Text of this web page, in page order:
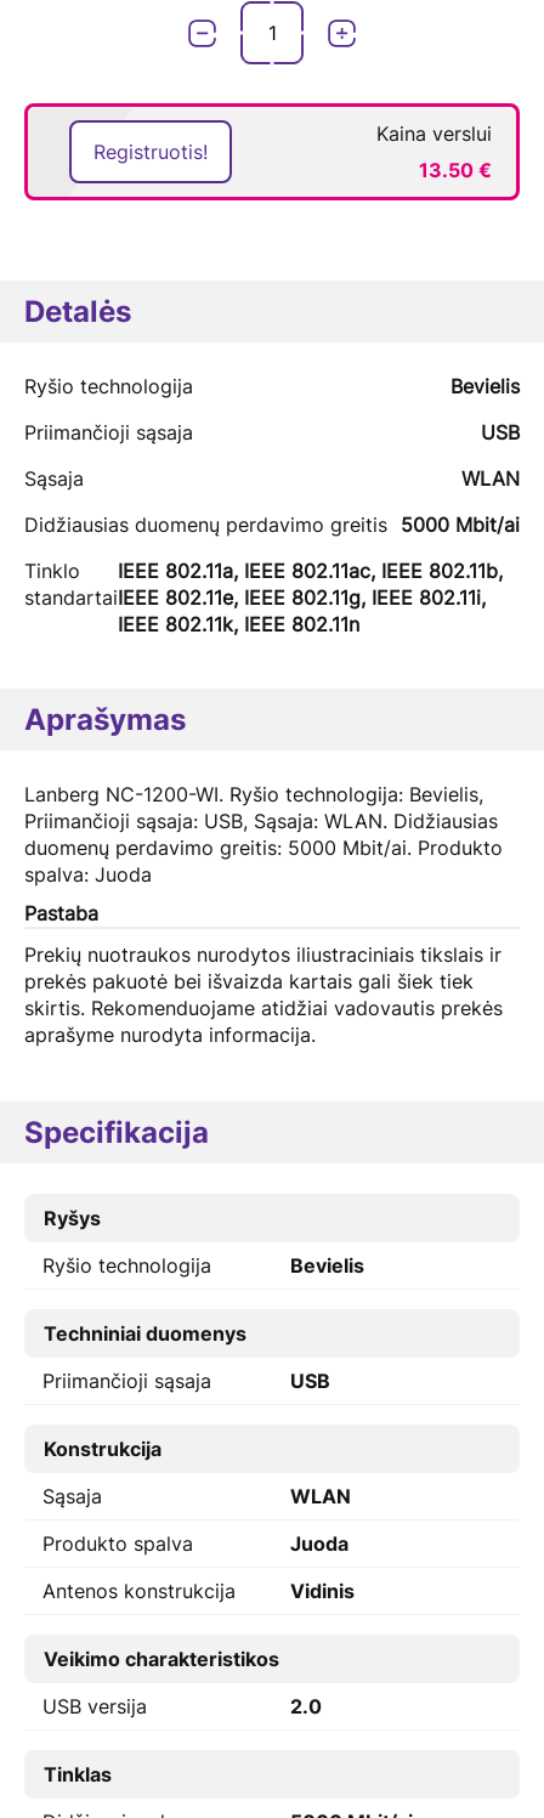
Registruotis!
Kaina verslui
13.50 €
Detalės
Ryšio technologija
Bevielis
Priimančioji sąsaja
USB
Sąsaja
WLAN
Didžiausias duomenų perdavimo greitis 5000 Mbit/ai
Tinklo
standartai
IEEE 802.11a, IEEE 802.11ac, IEEE 802.11b,
IEEE 802.11e, IEEE 802.11g, IEEE 802.11i,
IEEE 802.11k, IEEE 802.11n
Aprašymas
Lanberg NC-1200-WI. Ryšio technologija: Bevielis,
Priimančioji sąsaja: USB, Sąsaja: WLAN. Didžiausias
duomenų perdavimo greitis: 5000 Mbit/ai. Produkto
spalva: Juoda
Pastaba
Prekių nuotraukos nurodytos iliustraciniais tikslais ir
prekės pakuotė bei išvaizda kartais gali šiek tiek
skirtis. Rekomenduojame atidžiai vadovautis prekės
aprašyme nurodyta informacija.
Specifikacija
Ryšys
Ryšio technologija
Bevielis
Techniniai duomenys
Priimančioji sąsaja
USB
Konstrukcija
Sąsaja
WLAN
Produkto spalva
Juoda
Antenos konstrukcija
Vidinis
Veikimo charakteristikos
USB versija
2.0
Tinklas